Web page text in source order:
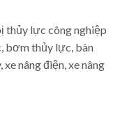
thủy lực công nghiệp
bơm thủy lực, bàn
nâng điện, xe nâng